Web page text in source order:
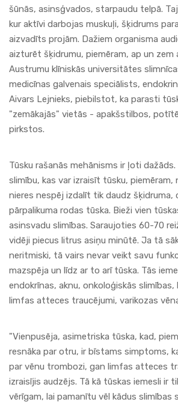
šūnās, asinsģvados, starpaudu telpā.
kur aktīvi darbojas muskuļi, šķidrums
aizvadīts projām. Dažiem organisma
aizturēt šķidrumu, piemēram, ap un zem
Austrumu klīniskās universitātes
medicīnas galvenais speciālists,
Aivars Lejnieks, piebilstot, ka parasti
"zemākajās" vietās - apakšstilbos,
pirkstos.
Tūsku rašanās mehānisms ir ļoti dažāds.
slimību, kas var izraisīt tūsku, piemēram,
nieres nespēj izdalīt tik daudz šķidruma,
pārpalikuma rodas tūska. Bieži vien
asinsvadu slimības. Saraujoties 60-70
vidēji piecus litrus asiņu minūtē. Ja tā
neritmiski, tā vairs nevar veikt savu
mazspēja un līdz ar to arī tūska. Tās
endokrīnas, aknu, onkoloģiskās
limfas atteces traucējumi, varikozas
"Vienpusēja, asimetriska tūska, kad,
resnāka par otru, ir bīstams simptoms,
par vēnu trombozi, gan limfas atteces
izraisījis audzējs. Tā kā tūskas iemesli ir
vērīgam, lai pamanītu vēl kādus slimības